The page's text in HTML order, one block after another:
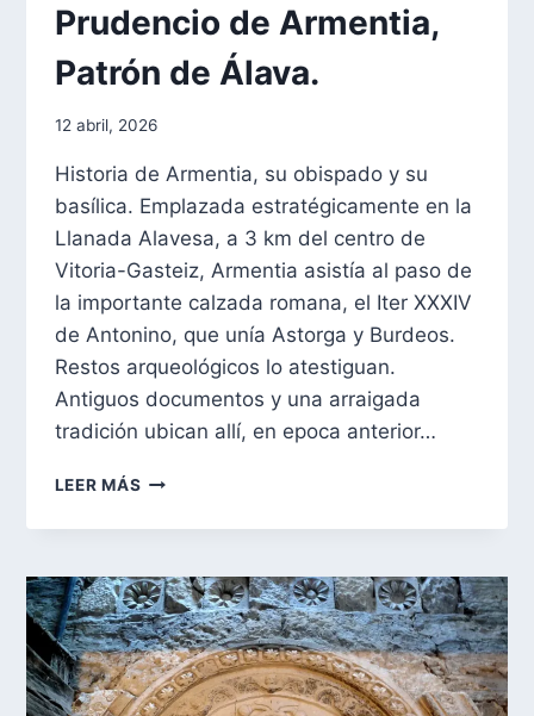
Prudencio de Armentia,
Patrón de Álava.
Por
12 abril, 2026
Historia de Armentia, su obispado y su
basílica. Emplazada estratégicamente en la
Llanada Alavesa, a 3 km del centro de
Vitoria-Gasteiz, Armentia asistía al paso de
la importante calzada romana, el Iter XXXIV
de Antonino, que unía Astorga y Burdeos.
Restos arqueológicos lo atestiguan.
Antiguos documentos y una arraigada
tradición ubican allí, en epoca anterior…
LEER MÁS BASÍLICA
DE
PRUDENCIO
DE
ARMENTIA,
PATRÓN
DE
ÁLAVA.